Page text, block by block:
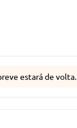
estará de volta.